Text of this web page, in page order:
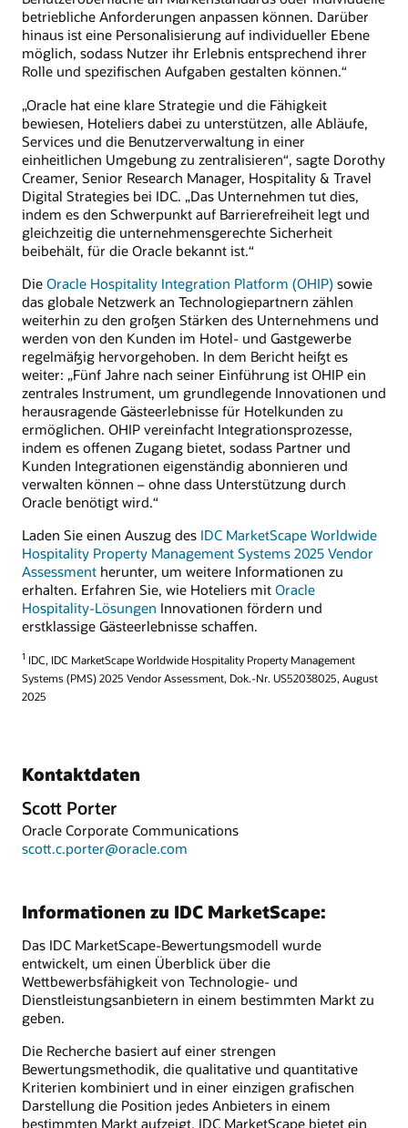
betriebliche Anforderungen anpassen können. Darüber
hinaus ist eine Personalisierung auf individueller Ebene
möglich, sodass Nutzer ihr Erlebnis entsprechend ihrer
Rolle und spezifischen Aufgaben gestalten können.“
„Oracle hat eine klare Strategie und die Fähigkeit
bewiesen, Hoteliers dabei zu unterstützen, alle Abläufe,
Services und die Benutzerverwaltung in einer
einheitlichen Umgebung zu zentralisieren“, sagte Dorothy
Creamer, Senior Research Manager, Hospitality & Travel
Digital Strategies bei IDC. „Das Unternehmen tut dies,
indem es den Schwerpunkt auf Barrierefreiheit legt und
gleichzeitig die unternehmensgerechte Sicherheit
beibehält, für die Oracle bekannt ist.“
Die Oracle Hospitality Integration Platform (OHIP) sowie
das globale Netzwerk an Technologiepartnern zählen
weiterhin zu den großen Stärken des Unternehmens und
werden von den Kunden im Hotel- und Gastgewerbe
regelmäßig hervorgehoben. In dem Bericht heißt es
weiter: „Fünf Jahre nach seiner Einführung ist OHIP ein
zentrales Instrument, um grundlegende Innovationen und
herausragende Gästeerlebnisse für Hotelkunden zu
ermöglichen. OHIP vereinfacht Integrationsprozesse,
indem es offenen Zugang bietet, sodass Partner und
Kunden Integrationen eigenständig abonnieren und
verwalten können – ohne dass Unterstützung durch
Oracle benötigt wird.“
Laden Sie einen Auszug des IDC MarketScape Worldwide
Hospitality Property Management Systems 2025 Vendor
Assessment herunter, um weitere Informationen zu
erhalten. Erfahren Sie, wie Hoteliers mit Oracle
Hospitality-Lösungen Innovationen fördern und
erstklassige Gästeerlebnisse schaffen.
1 IDC, IDC MarketScape Worldwide Hospitality Property Management
Systems (PMS) 2025 Vendor Assessment, Dok.-Nr. US52038025, August
2025
Kontaktdaten
Scott Porter
Oracle Corporate Communications
scott.c.porter@oracle.com
Informationen zu IDC MarketScape:
Das IDC MarketScape-Bewertungsmodell wurde
entwickelt, um einen Überblick über die
Wettbewerbsfähigkeit von Technologie- und
Dienstleistungsanbietern in einem bestimmten Markt zu
geben.
Die Recherche basiert auf einer strengen
Bewertungsmethodik, die qualitative und quantitative
Kriterien kombiniert und in einer einzigen grafischen
Darstellung die Position jedes Anbieters in einem
bestimmten Markt aufzeigt. IDC MarketScape bietet ein